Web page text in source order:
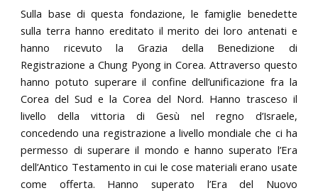
Sulla base di questa fondazione, le famiglie benedette
sulla terra hanno ereditato il merito dei loro antenati e
hanno ricevuto la Grazia della Benedizione di
Registrazione a Chung Pyong in Corea. Attraverso questo
hanno potuto superare il confine dell’unificazione fra la
Corea del Sud e la Corea del Nord. Hanno trasceso il
livello della vittoria di Gesù nel regno d’Israele,
concedendo una registrazione a livello mondiale che ci ha
permesso di superare il mondo e hanno superato l’Era
dell’Antico Testamento in cui le cose materiali erano usate
come offerta. Hanno superato l’Era del Nuovo